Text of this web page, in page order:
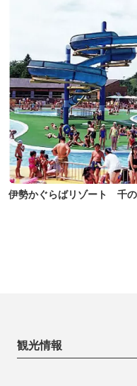
伊勢かぐらばリゾート 千の
観光情報